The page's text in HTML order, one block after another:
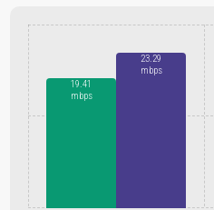
19.41
mbps
23.29
mbps